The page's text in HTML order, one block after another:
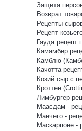
Защита
Возврат
Рецепты
Рецепт
Гауда рецепт
Камамбер
Камблю
Качотта
Козий сыр с
Кроттен
Лимбургер
Маасдам -
Манчего -
Маскарпоне -